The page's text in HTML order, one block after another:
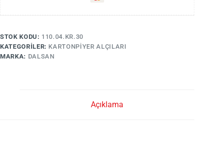
STOK KODU: 110.04.KR.30
KATEGORILER: KARTONPIYER ALÇILARI
MARKA: DALSAN
Açıklama